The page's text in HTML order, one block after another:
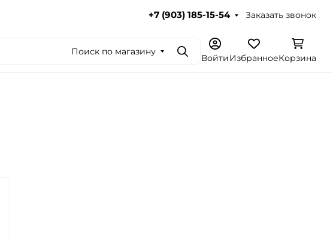
+7 (903) 185-15-54 Заказать звонок
Поиск по магазину
ПоискВойтиИзбранноеКорзина